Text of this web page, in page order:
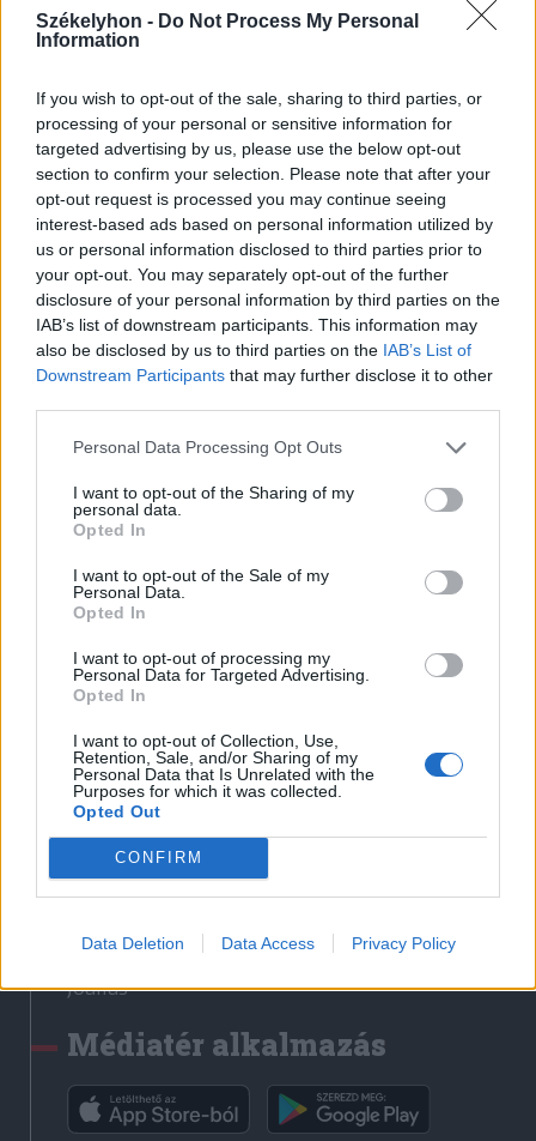
Székelyhon - Do Not Process My Personal
Information
If you wish to opt-out of the sale, sharing to third parties, or
processing of your personal or sensitive information for
targeted advertising by us, please use the below opt-out
section to confirm your selection. Please note that after your
opt-out request is processed you may continue seeing
interest-based ads based on personal information utilized by
us or personal information disclosed to third parties prior to
your opt-out. You may separately opt-out of the further
disclosure of your personal information by third parties on the
IAB’s list of downstream participants. This information may
also be disclosed by us to third parties on the IAB’s List of
Downstream Participants that may further disclose it to other
Personal Data Processing Opt Outs
I want to opt-out of the Sharing of my
personal data.
Opted In
I want to opt-out of the Sale of my
Personal Data.
Opted In
I want to opt-out of processing my
Personal Data for Targeted Advertising.
Opted In
I want to opt-out of Collection, Use,
Retention, Sale, and/or Sharing of my
Personal Data that Is Unrelated with the
Purposes for which it was collected.
Opted Out
CONFIRM
Data Deletion Data Access Privacy Policy
Hasznos
Impresszum
Szerzői jogok
Adatvédelmi tájékoztató
Cookie-kezelési tájékoztató
Hozzászólási szabályzat
Nyomtatott lapjaink archívuma
Székely Hírmondó archívuma
Sütibeállítások
Médiatér
Liget
Krónika
Bihari Napló
Erdélyi Napló
Főtér
Rádió GaGa
Jóállás
Médiatér alkalmazás